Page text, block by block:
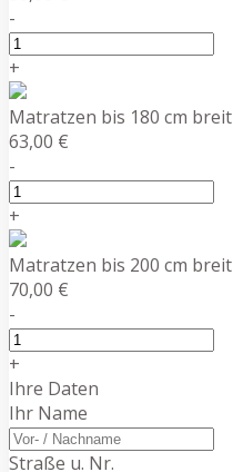
-
+
Matratzen bis 180 cm breit
63,00 €
-
+
Matratzen bis 200 cm breit
70,00 €
-
+
Ihre Daten
Ihr Name
Straße u. Nr.